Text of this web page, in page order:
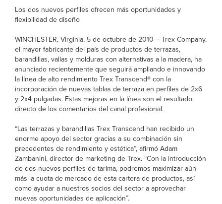
Los dos nuevos perfiles ofrecen más oportunidades y
flexibilidad de diseño
WINCHESTER, Virginia, 5 de octubre de 2010 – Trex Company,
el mayor fabricante del país de productos de terrazas,
barandillas, vallas y molduras con alternativas a la madera, ha
anunciado recientemente que seguirá ampliando e innovando
la línea de alto rendimiento Trex Transcend® con la
incorporación de nuevas tablas de terraza en perfiles de 2x6
y 2x4 pulgadas. Estas mejoras en la línea son el resultado
directo de los comentarios del canal profesional.
“Las terrazas y barandillas Trex Transcend han recibido un
enorme apoyo del sector gracias a su combinación sin
precedentes de rendimiento y estética”, afirmó Adam
Zambanini, director de marketing de Trex. “Con la introducción
de dos nuevos perfiles de tarima, podremos maximizar aún
más la cuota de mercado de esta cartera de productos, así
como ayudar a nuestros socios del sector a aprovechar
nuevas oportunidades de aplicación”.